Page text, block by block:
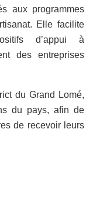
aux programmes
Elle facilite
d’appui à
des entreprises
du Grand Lomé,
du pays, afin de
de recevoir leurs